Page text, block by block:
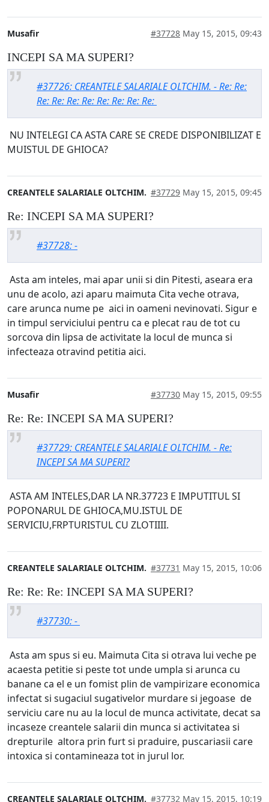
Musafir #37728 May 15, 2015, 09:43
INCEPI SA MA SUPERI?
#37726: CREANTELE SALARIALE OLTCHIM. - Re: Re:
Re: Re: Re: Re: Re: Re: Re: Re:
NU INTELEGI CA ASTA CARE SE CREDE DISPONIBILIZAT E
MUISTUL DE GHIOCA?
CREANTELE SALARIALE OLTCHIM. #37729 May 15, 2015, 09:45
Re: INCEPI SA MA SUPERI?
#37728: -
Asta am inteles, mai apar unii si din Pitesti, aseara era
unu de acolo, azi aparu maimuta Cita veche otrava,
care arunca nume pe aici in oameni nevinovati. Sigur e
in timpul serviciului pentru ca e plecat rau de tot cu
sorcova din lipsa de activitate la locul de munca si
infecteaza otravind petitia aici.
Musafir #37730 May 15, 2015, 09:55
Re: Re: INCEPI SA MA SUPERI?
#37729: CREANTELE SALARIALE OLTCHIM. - Re:
INCEPI SA MA SUPERI?
ASTA AM INTELES,DAR LA NR.37723 E IMPUTITUL SI
POPONARUL DE GHIOCA,MU.ISTUL DE
SERVICIU,FRPTURISTUL CU ZLOTIIII.
CREANTELE SALARIALE OLTCHIM. #37731 May 15, 2015, 10:06
Re: Re: Re: INCEPI SA MA SUPERI?
#37730: -
Asta am spus si eu. Maimuta Cita si otrava lui veche pe
acaesta petitie si peste tot unde umpla si arunca cu
banane ca el e un fomist plin de vampirizare economica
infectat si sugaciul sugativelor murdare si jegoase de
serviciu care nu au la locul de munca activitate, decat sa
incaseze creantele salarii din munca si activitatea si
drepturile altora prin furt si praduire, puscariasii care
intoxica si contamineaza tot in jurul lor.
CREANTELE SALARIALE OLTCHIM. #37732 May 15, 2015, 10:19